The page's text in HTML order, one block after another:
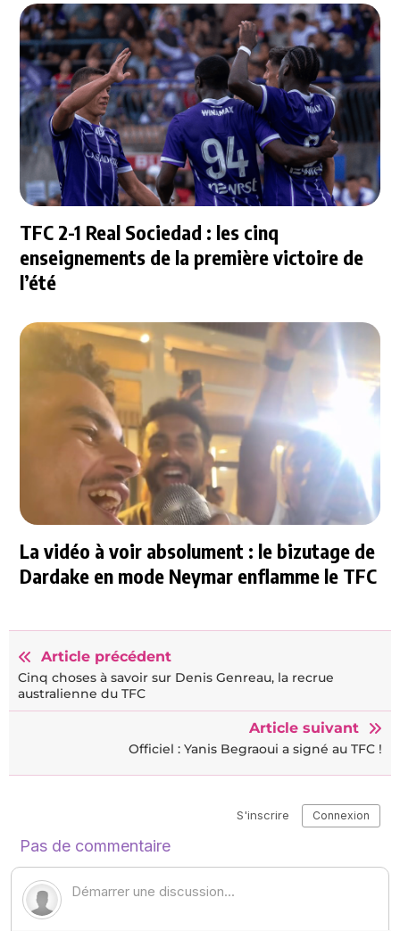
TFC 2-1 Real Sociedad : les cinq
enseignements de la première victoire de
l’été
La vidéo à voir absolument : le bizutage de
Dardake en mode Neymar enflamme le TFC
Article précédent
Cinq choses à savoir sur Denis Genreau, la recrue
australienne du TFC
Article suivant
Officiel : Yanis Begraoui a signé au TFC !